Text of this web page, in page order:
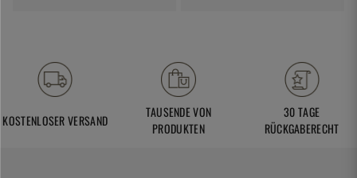
KOSTENLOSER VERSAND
TAUSENDE VON
PRODUKTEN
30 TAGE
RÜCKGABERECHT